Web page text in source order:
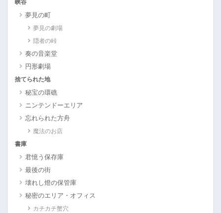
峡谷
夢見の町
夢見の劇場
隠者の峠
奏の音楽堂
円形劇場
捨てられた地
秘宝の環礁
ニンテンドーエリア
忘れられた方舟
魔法のお店
書庫
君憶う保存庫
最後の街
壊れし燈の保管庫
秘密のエリア・オフィス
カチカチ蟹穴